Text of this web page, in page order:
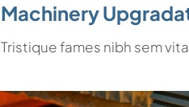
Machinery
Tristique fames nibh sem